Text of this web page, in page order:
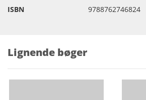
ISBN
9788762746824
Lignende bøger